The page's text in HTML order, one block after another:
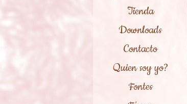
Tienda
Downloads
Contacto
Quien soy yo?
Fontes